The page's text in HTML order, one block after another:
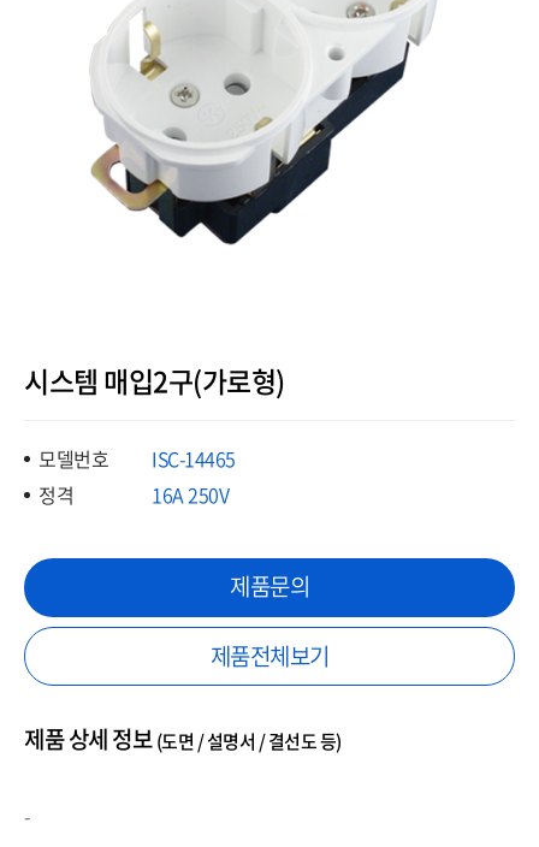
시스템 매입2구(가로형)
모델번호
ISC-14465
정격
16A 250V
제품문의
제품전체보기
제품 상세 정보(도면 / 설명서 / 결선도 등)
-